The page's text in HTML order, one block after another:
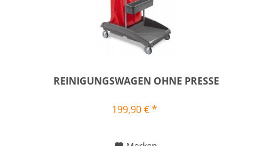
REINIGUNGSWAGEN OHNE PRESSE
199,90 € *